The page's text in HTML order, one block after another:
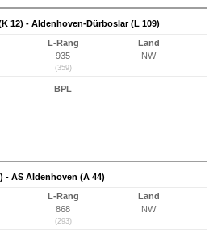
12) - Aldenhoven-Dürboslar (L 109)
L-Rang
935
(359)
Land
NW
BPL
- AS Aldenhoven (A 44)
L-Rang
868
(293)
Land
NW